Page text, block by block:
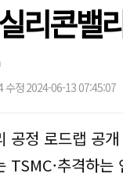
리콘밸
수정 2024-06-13 07:45:07
공정 로드랩 공
TSMC·추격하